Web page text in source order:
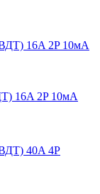
16A 2P 10мА